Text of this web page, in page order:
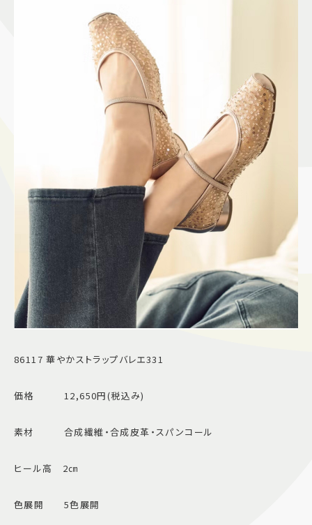
86117 華やかストラップバレエ331
価格 12,650円(税込み)
素材 合成繊維・合成皮革・スパンコール
ヒール高 2㎝
色展開 5色展開